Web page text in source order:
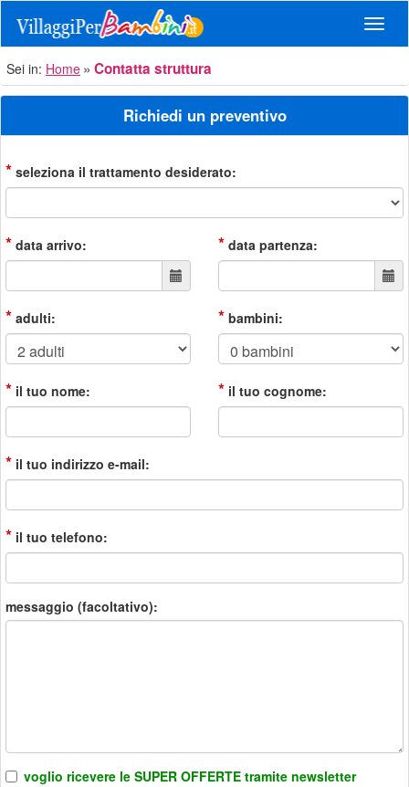
Sei in: Home Contatta struttura
Richiedi un preventivo
* seleziona il trattamento desiderato:
* data arrivo: * data partenza:
* adulti: * bambini:
* il tuo nome: * il tuo cognome:
* il tuo indirizzo e-mail:
* il tuo telefono:
messaggio (facoltativo):
voglio ricevere le SUPER OFFERTE tramite newsletter